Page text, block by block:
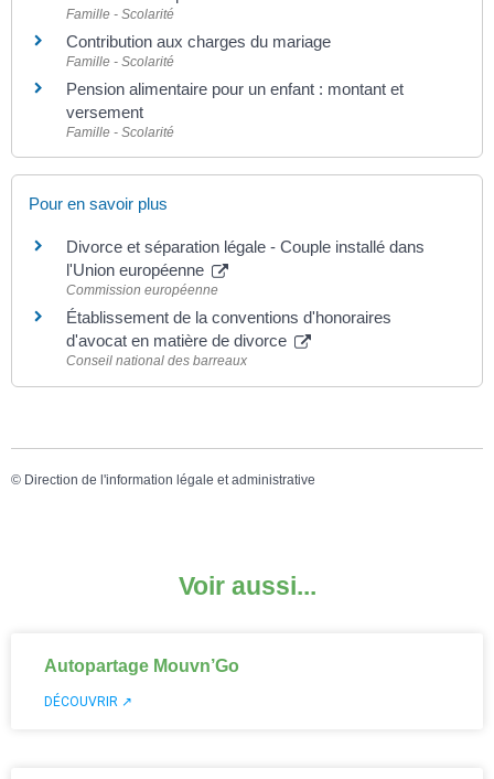
Famille - Scolarité
Contribution aux charges du mariage
Famille - Scolarité
Pension alimentaire pour un enfant : montant et
versement
Famille - Scolarité
Pour en savoir plus
Divorce et séparation légale - Couple installé dans
l'Union européenne
Commission européenne
Établissement de la conventions d'honoraires
d'avocat en matière de divorce
Conseil national des barreaux
© Direction de l'information légale et administrative
Voir aussi...
Autopartage Mouvn’Go
DÉCOUVRIR ↗